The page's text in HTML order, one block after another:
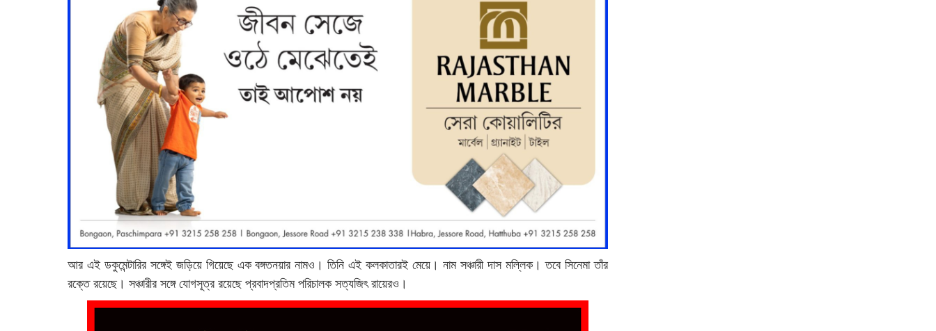
আর এই ডকুমেন্টারির সঙ্গেই জড়িয়ে গিয়েছে এক বঙ্গতনয়ার নামও। তিনি এই কলকাতারই মেয়ে। নাম সঞ্চারী দাস মল্লিক। তবে সিনেমা তাঁর
রক্তে রয়েছে। সঞ্চারীর সঙ্গে যোগসূত্র রয়েছে প্রবাদপ্রতিম পরিচালক সত্যজিৎ রায়েরও।